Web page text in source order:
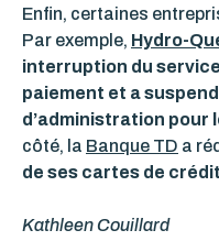
Enfin, certaines
Par exemple, Hydro-
interruption du
paiement et a
d’administration pour
côté, la Banque TD a
de ses cartes de crédit
Kathleen Couillard